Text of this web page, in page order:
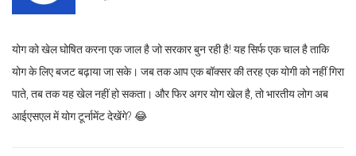
योग को खेल घोषित करना एक जाल है जो सरकार बुन रही है! यह सिर्फ एक चाल है ताकि
योग के लिए बजट बढ़ाया जा सके। जब तक आप एक बॉक्सर की तरह एक योगी को नहीं गिरा
पाते, तब तक यह खेल नहीं हो सकता। और फिर अगर योग खेल है, तो भारतीय लोग अब
आईएसएल में योग टूर्नामेंट देखेंगे? 😂